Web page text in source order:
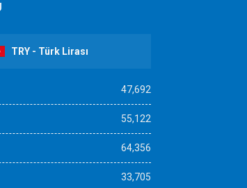
TRY - Türk Lirası
47,692
55,122
64,356
33,705